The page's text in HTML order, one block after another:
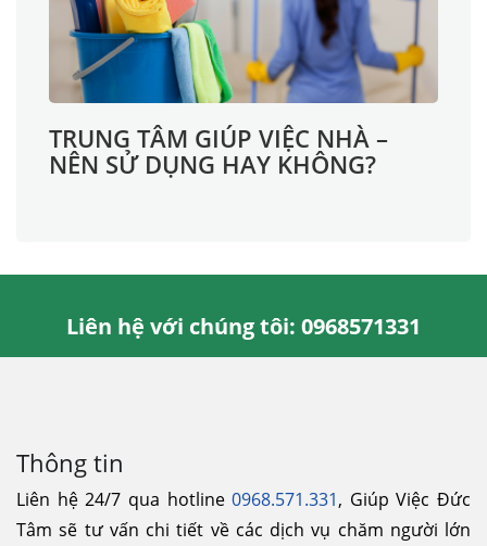
TRUNG TÂM GIÚP VIỆC NHÀ –
NÊN SỬ DỤNG HAY KHÔNG?
Liên hệ với chúng tôi: 0968571331
Thông tin
Liên hệ 24/7 qua hotline0968.571.331, Giúp Việc Đức
Tâm sẽ tư vấn chi tiết về các dịch vụ chăm người lớn